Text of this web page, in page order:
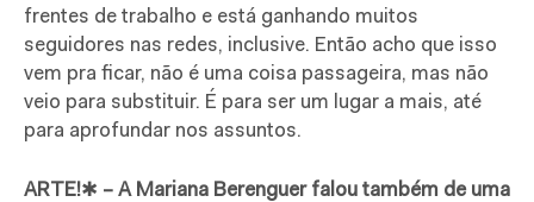
frentes de trabalho e está ganhando muitos
seguidores nas redes, inclusive. Então acho que isso
vem pra ficar, não é uma coisa passageira, mas não
veio para substituir. É para ser um lugar a mais, até
para aprofundar nos assuntos.
ARTE!✱ – A Mariana Berenguer falou também de uma